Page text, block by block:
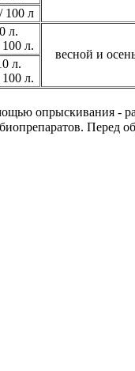
100 л
л.
л.
весной и
л.
л.
опрыскивания -
Перед